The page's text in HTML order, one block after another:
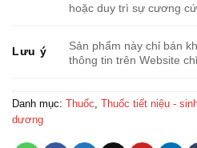
hoặc duy trì sự cương
Lưu ý
Sản phẩm này chỉ bán
thông tin trên Website
Danh mục: Thuốc, Thuốc tiết niệu -
dương